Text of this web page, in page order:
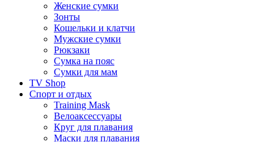
Женские сумки
Зонты
Кошельки и клатчи
Мужские сумки
Рюкзаки
Сумка на пояс
Сумки для мам
TV Shop
Спорт и отдых
Training Mask
Велоаксессуары
Круг для плавания
Маски для плавания